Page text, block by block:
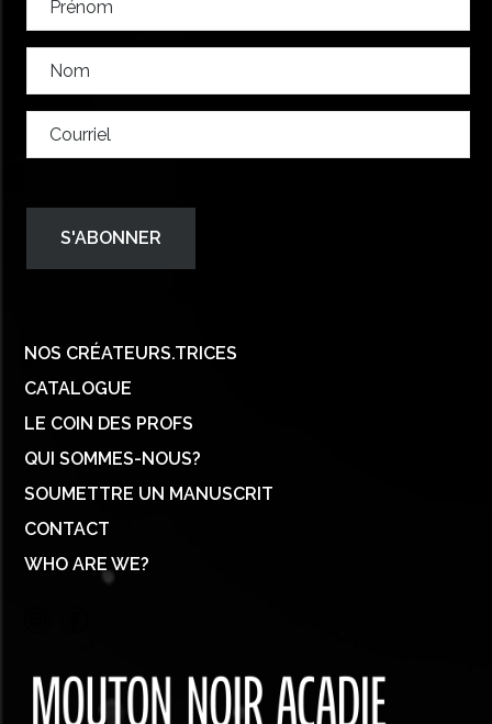
NOS CRÉATEURS.TRICES
CATALOGUE
LE COIN DES PROFS
QUI SOMMES-NOUS?
SOUMETTRE UN MANUSCRIT
CONTACT
WHO ARE WE?